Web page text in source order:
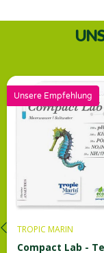
Unsere Empfehlung
-32% Rabatt
TROPICA
Premium